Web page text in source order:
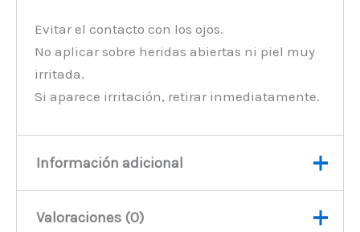
Evitar el contacto con los ojos.
No aplicar sobre heridas abiertas ni piel muy
irritada.
Si aparece irritación, retirar inmediatamente.
Información adicional
Peso
Valoraciones (0)